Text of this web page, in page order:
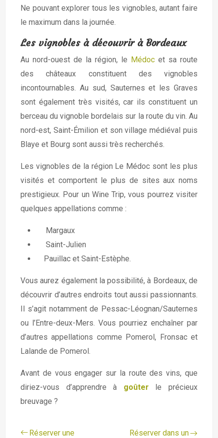
Ne pouvant explorer tous les vignobles, autant faire
le maximum dans la journée.
Les vignobles à découvrir à Bordeaux
Au nord-ouest de la région, le Médoc et sa route
des châteaux constituent des vignobles
incontournables. Au sud, Sauternes et les Graves
sont également très visités, car ils constituent un
berceau du vignoble bordelais sur la route du vin. Au
nord-est, Saint-Émilion et son village médiéval puis
Blaye et Bourg sont aussi très recherchés.
Les vignobles de la région Le Médoc sont les plus
visités et comportent le plus de sites aux noms
prestigieux. Pour un Wine Trip, vous pourrez visiter
quelques appellations comme :
Margaux
Saint-Julien
Pauillac et Saint-Estèphe.
Vous aurez également la possibilité, à Bordeaux, de
découvrir d’autres endroits tout aussi passionnants.
Il s’agit notamment de Pessac-Léognan/Sauternes
ou l’Entre-deux-Mers. Vous pourriez enchaîner par
d’autres appellations comme Pomerol, Fronsac et
Lalande de Pomerol.
Avant de vous engager sur la route des vins, que
diriez-vous d’apprendre à goûter le précieux
breuvage ?
Réserver une
Réserver dans un